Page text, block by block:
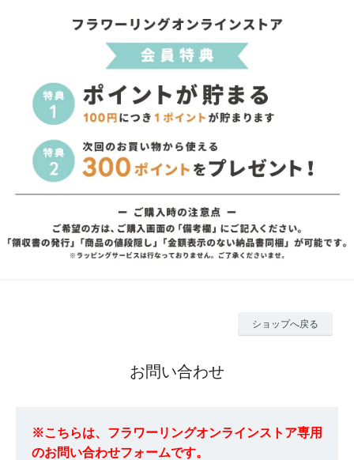
ショップへ戻る
お問い合わせ
※こちらは、フラワーリングオンラインストア専用
のお問い合わせフォームです。